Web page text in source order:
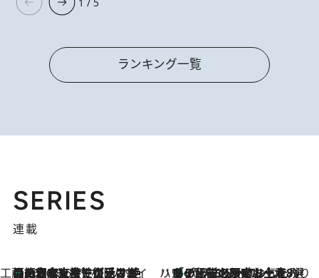
ランキング一覧
SERIES
連載
工藤まやのおもてなしハワイ
2026.8.6
【ハワイ土産】ローカルの絶大な支持で復活！ 絶品の幻クッキー《元ファンの日本人女性が受け継いだ名店》 ハワイ賢者 リサのお気に入りリスト2026.8.6
あの伝説の限定トートも！ リニューアルした「ディーン＆デルーカ ハワイ」で必須のお土産8選